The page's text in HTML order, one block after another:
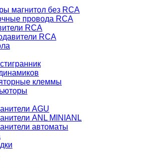
магнитол без RCA
провода RCA
RCA
RCA
клеммы
AGU
ANL MINIANL
автоматы